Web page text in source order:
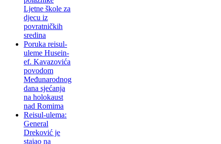
Ljetne škole za
djecu iz
povratničkih
sredina
Poruka reisul-
uleme Husein-
ef. Kavazovića
povodom
Međunarodnog
dana sjećanja
na holokaust
nad Romima
Reisul-ulema:
General
Dreković je
stajao na